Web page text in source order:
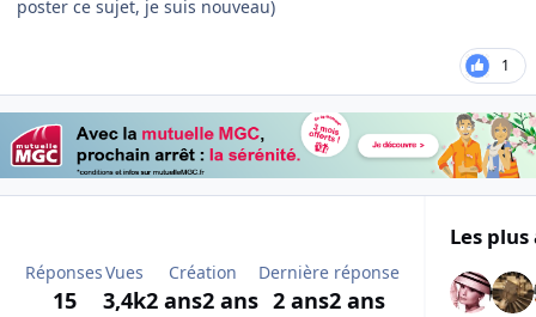
poster ce sujet, je suis nouveau)
1
Réponses
15
Vues
3,4k
Création
2 ans2 ans
Dernière réponse
2 ans2 ans
Les